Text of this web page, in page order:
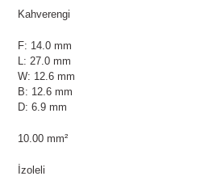
Kahverengi
F: 14.0 mm
L: 27.0 mm
W: 12.6 mm
B: 12.6 mm
D: 6.9 mm
10.00 mm²
İzoleli